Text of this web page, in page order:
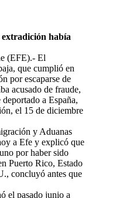
había
(EFE).- El
que cumplió en
por escaparse de
acusado de fraude,
a España,
el 15 de diciembre
y Aduanas
a Efe y explicó que
por haber sido
Puerto Rico, Estado
concluyó antes que
el pasado junio a